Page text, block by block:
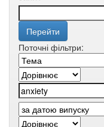
Поточні фільтри: